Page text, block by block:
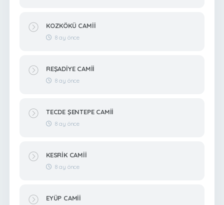
KOZKÖKÜ CAMİİ
8 ay önce
REŞADİYE CAMİİ
8 ay önce
TECDE ŞENTEPE CAMİİ
8 ay önce
KESRİK CAMİİ
8 ay önce
EYÜP CAMİİ